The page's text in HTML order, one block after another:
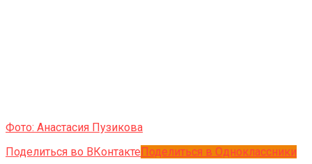
Фото: Анастасия Пузикова
Поделиться во ВКонтактеПоделиться в Одноклассники